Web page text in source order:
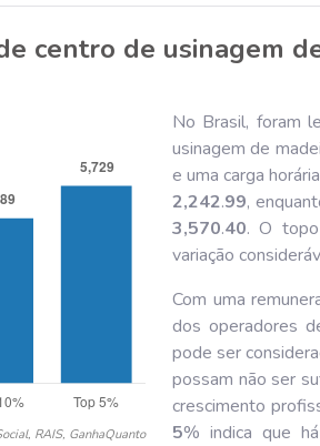
centro de usinagem
RAIS, GanhaQuanto
No Brasil, foram
usinagem de
e uma carga
2,242.99,
3,570.40. O
variação
Com uma
dos operadores
pode ser
possam não ser
crescimento
5% indica que